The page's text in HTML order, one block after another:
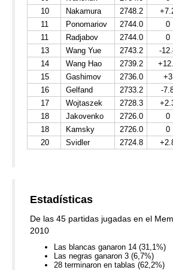
10
Nakamura 2748.2
11
Ponomariov 2744.0 0
11
Radjabov 2744.0 0
13
Wang Yue 2743.2 -
14
Wang Hao 2739.2
15
Gashimov 2736.0 +3
16
Gelfand 2733.2 -
17
Wojtaszek 2728.3
18
Jakovenko 2726.0 0
18
Kamsky 2726.0 0
20
Svidler 2724.8
Estadísticas
De las 45 partidas jugadas en el
2010
Las blancas ganaron 14 (31,1%)
Las negras ganaron 3 (6,7%)
28 terminaron en tablas (62,2%)